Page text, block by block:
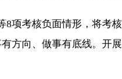
考核负面情形，将考
方向、做事有底线。开